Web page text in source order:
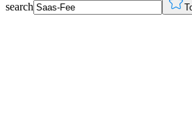
search